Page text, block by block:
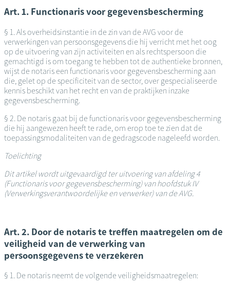
Art. 1. Functionaris voor gegevensbescherming
§ 1. Als overheidsinstantie in de zin van de AVG voor de
verwerkingen van persoonsgegevens die hij verricht met het oog
op de uitvoering van zijn activiteiten en als rechtspersoon die
gemachtigd is om toegang te hebben tot de authentieke bronnen,
wijst de notaris een functionaris voor gegevensbescherming aan
die, gelet op de specificiteit van de sector, over gespecialiseerde
kennis beschikt van het recht en van de praktijken inzake
gegevensbescherming.
§ 2. De notaris gaat bij de functionaris voor gegevensbescherming
die hij aangewezen heeft te rade, om erop toe te zien dat de
toepassingsmodaliteiten van de gedragscode nageleefd worden.
Toelichting
Dit artikel wordt uitgevaardigd ter uitvoering van afdeling 4
(Functionaris voor gegevensbescherming) van hoofdstuk IV
(Verwerkingsverantwoordelijke en verwerker) van de AVG.
Art. 2. Door de notaris te treffen maatregelen om de
veiligheid van de verwerking van
persoonsgegevens te verzekeren
§ 1. De notaris neemt de volgende veiligheidsmaatregelen: